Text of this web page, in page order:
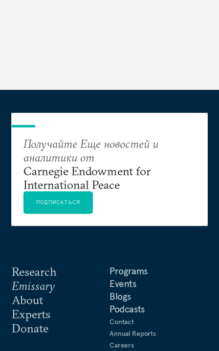
Research
Emissary
About
Experts
Donate
Programs
Events
Blogs
Podcasts
Contact
Annual Reports
Careers
Получайте Еще новостей и
аналитики от
Carnegie Endowment for
International Peace
ПОДПИСАТЬСЯ